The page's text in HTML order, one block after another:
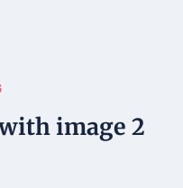
image 2